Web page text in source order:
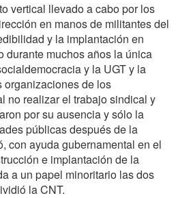
vertical llevado a cabo por los
en manos de militantes del
y la implantación en
durante muchos años la única
y la UGT y la
organizaciones de los
no realizar el trabajo sindical y
por su ausencia y sólo la
públicas después de la
con ayuda gubernamental en el
e implantación de la
a un papel minoritario las dos
la CNT.